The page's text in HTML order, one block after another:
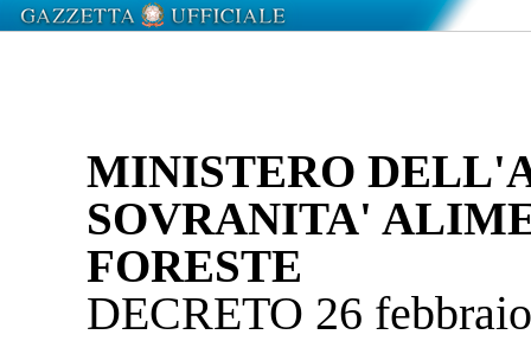
MINISTERO
SOVRANITA'
FORESTE
DECRETO 26